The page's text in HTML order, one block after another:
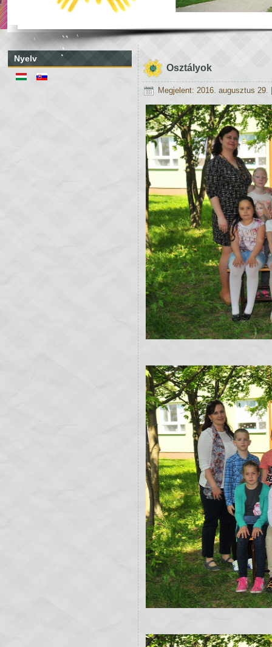
Nyelv
Osztályok
Megjelent: 2016. augusztus 29.